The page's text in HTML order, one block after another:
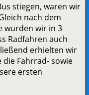
stiegen, waren wir
nach dem
wurden wir in 3
Radfahren auch
erhielten wir
die Fahrrad- sowie
ersten